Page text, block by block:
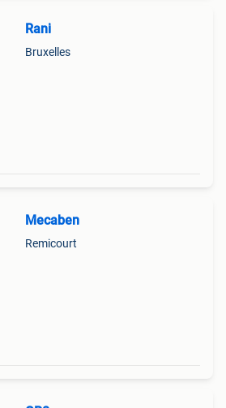
Rani
Bruxelles
Mecaben
Remicourt